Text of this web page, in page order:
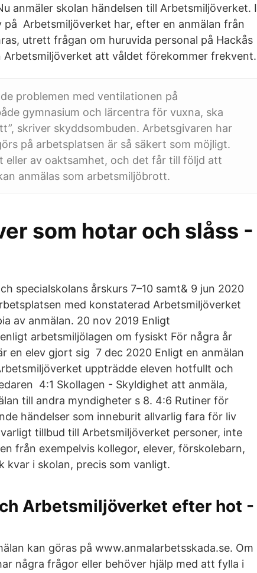
anmäler skolan händelsen till Arbetsmiljöverket. I
på Arbetsmiljöverket har, efter en anmälan från
utrett frågan om huruvida personal på Hackås
att våldet förekommer frekvent.
problemen med ventilationen på
gymnasium och lärcentra för vuxna, ska
skriver skyddsombuden. Arbetsgivaren har
på arbetsplatsen är så säkert som möjligt.
eller av oaktsamhet, och det får till följd att
anmälas som arbetsmiljöbrott.
som hotar och slåss -
specialskolans årskurs 7–10 samt& 9 jun 2020
med konstaterad Arbetsmiljöverket
av anmälan. 20 nov 2019 Enligt
arbetsmiljölagen om fysiskt För några år
en elev gjort sig 7 dec 2020 Enligt en anmälan
uppträdde eleven hotfullt och
4:1 Skollagen - Skyldighet att anmäla,
till andra myndigheter s 8. 4:6 Rutiner för
händelser som inneburit allvarlig fara för liv
tillbud till Arbetsmiljöverket personer, inte
från exempelvis kollegor, elever, förskolebarn,
kvar i skolan, precis som vanligt.
Arbetsmiljöverket efter hot -
kan göras på www.anmalarbetsskada.se. Om
några frågor eller behöver hjälp med att fylla i